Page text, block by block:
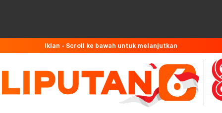
Iklan - Scroll ke bawah untuk melanjutkan